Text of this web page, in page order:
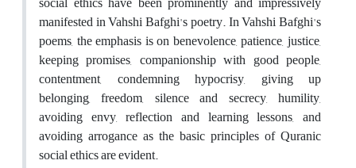
manifested in Vahshi Bafghi's poetry. In Vahshi Bafghi's
poems, the emphasis is on benevolence, patience, justice,
keeping promises, companionship with good people,
contentment, condemning hypocrisy, giving up
belonging, freedom, silence and secrecy, humility,
avoiding envy, reflection and learning lessons, and
avoiding arrogance as the basic principles of Quranic
social ethics are evident.